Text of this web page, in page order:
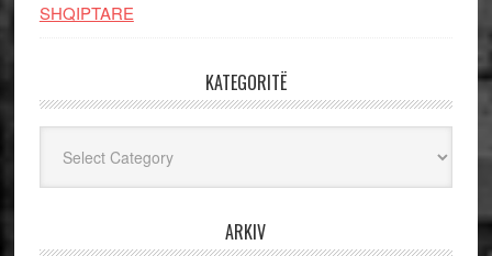
SHQIPTARE
KATEGORITË
ARKIV